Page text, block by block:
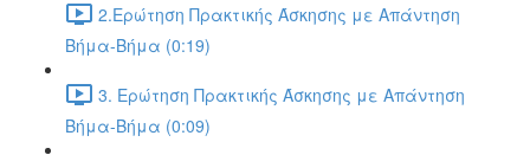
2.Ερώτηση Πρακτικής Άσκησης με Απάντηση
Βήμα-Βήμα (0:19)
3. Ερώτηση Πρακτικής Άσκησης με Απάντηση
Βήμα-Βήμα (0:09)